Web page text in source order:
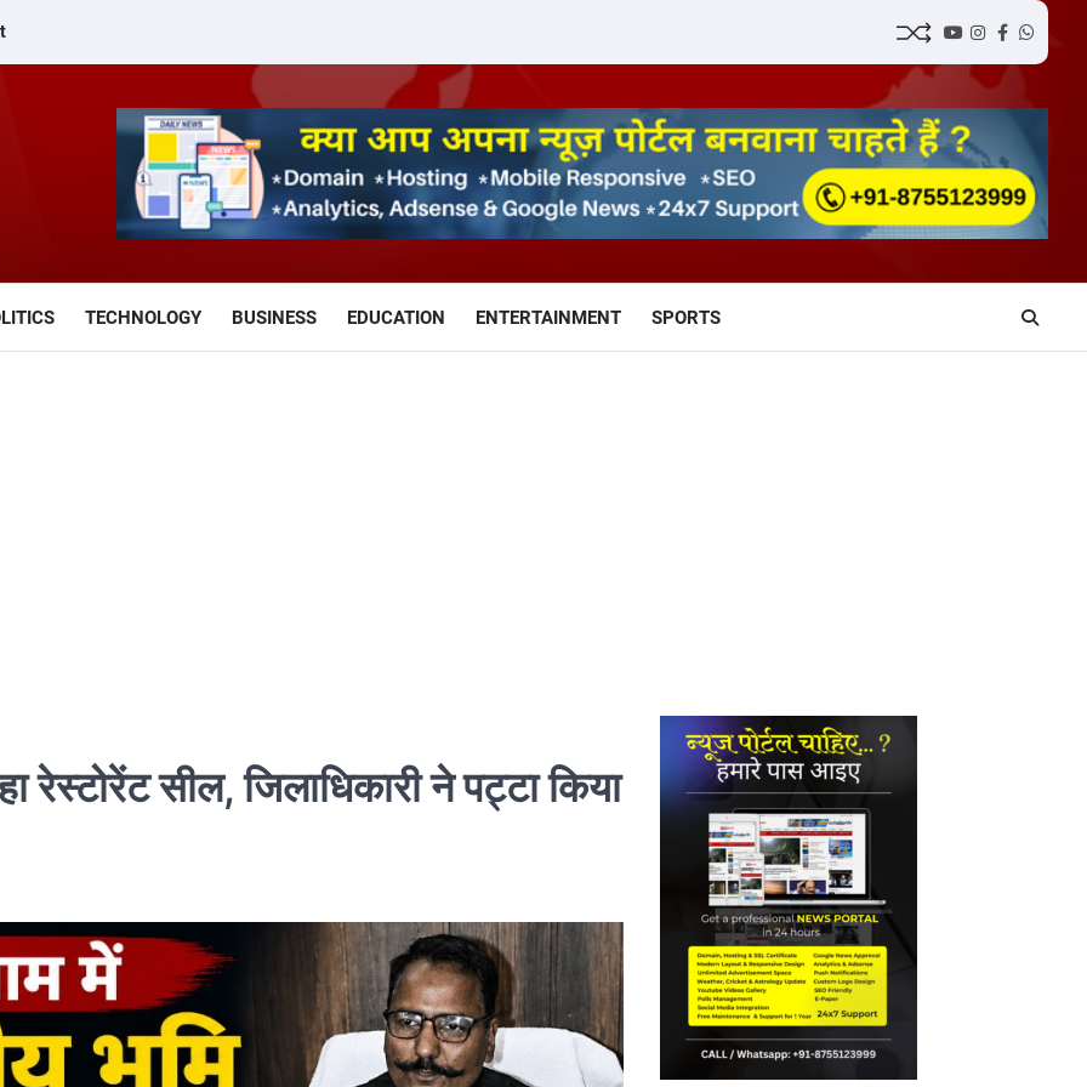
YouTube
Instagram
Facebook
TECHNOLOGY BUSINESS EDUCATION ENTERTAINMENT SPORTS
सील, जिलाधिकारी ने पट्टा किया